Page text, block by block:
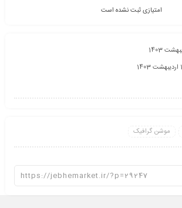
امتیازی ثبت نشده است
موشن گرافیک